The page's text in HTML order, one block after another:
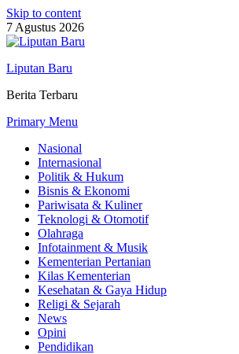
Skip to content
7 Agustus 2026
Liputan Baru
Berita Terbaru
Primary Menu
Nasional
Internasional
Politik & Hukum
Bisnis & Ekonomi
Pariwisata & Kuliner
Teknologi & Otomotif
Olahraga
Infotainment & Musik
Kementerian Pertanian
Kilas Kementerian
Kesehatan & Gaya Hidup
Religi & Sejarah
News
Opini
Pendidikan